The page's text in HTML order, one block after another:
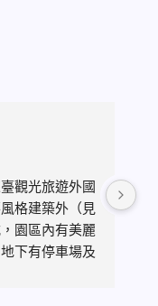
觀光旅遊外國
格建築外（見
園區內有美麗
下有停車場及
散步來此，拍